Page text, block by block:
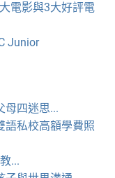
電影與3大好評電
Junior
母四迷思...
語私校高額學費照
...